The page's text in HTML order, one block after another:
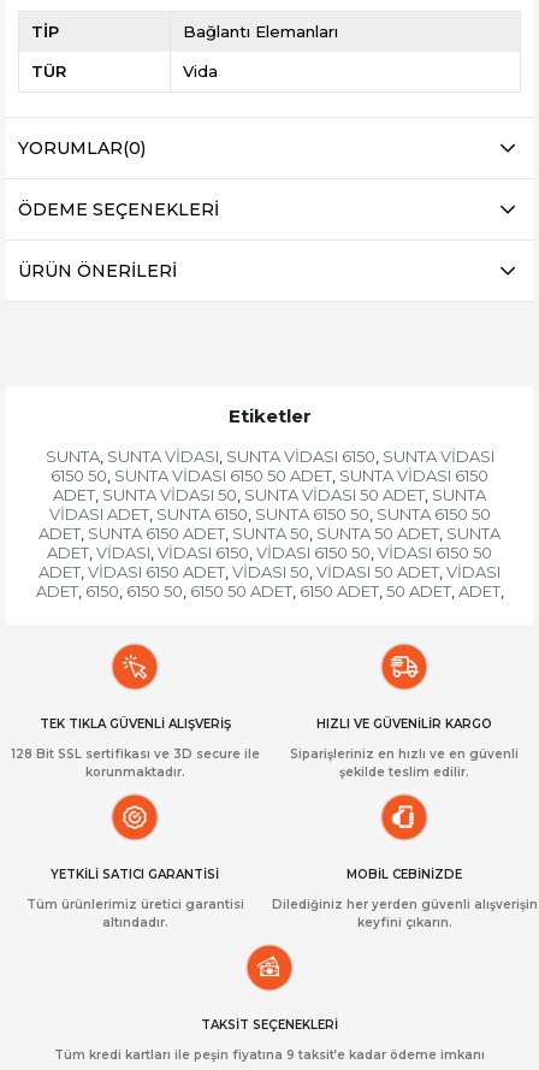
TİP Bağlantı Elemanları
TÜR Vida
YORUMLAR(0)
ÖDEME SEÇENEKLERI
ÜRÜN ÖNERILERI
Etiketler
SUNTA, SUNTA VİDASI, SUNTA VİDASI 6150, SUNTA VİDASI
6150 50, SUNTA VİDASI 6150 50 ADET, SUNTA VİDASI 6150
ADET, SUNTA VİDASI 50, SUNTA VİDASI 50 ADET, SUNTA
VİDASI ADET, SUNTA 6150, SUNTA 6150 50, SUNTA 6150 50
ADET, SUNTA 6150 ADET, SUNTA 50, SUNTA 50 ADET, SUNTA
ADET, VİDASI, VİDASI 6150, VİDASI 6150 50, VİDASI 6150 50
ADET, VİDASI 6150 ADET, VİDASI 50, VİDASI 50 ADET, VİDASI
ADET, 6150, 6150 50, 6150 50 ADET, 6150 ADET, 50 ADET, ADET,
TEK TIKLA GÜVENLİ ALIŞVERİŞ
128 Bit SSL sertifikası ve 3D secure ile
korunmaktadır.
HIZLI VE GÜVENİLİR KARGO
Siparişleriniz en hızlı ve en güvenli
şekilde teslim edilir.
YETKİLİ SATICI GARANTİSİ
Tüm ürünlerimiz üretici garantisi
altındadır.
MOBİL CEBİNİZDE
Dilediğiniz her yerden güvenli alışverişin
keyfini çıkarın.
TAKSİT SEÇENEKLERİ
Tüm kredi kartları ile peşin fiyatına 9 taksit’e kadar ödeme imkanı